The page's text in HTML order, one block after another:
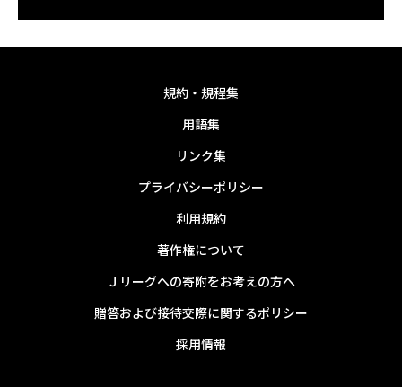
規約・規程集
用語集
リンク集
プライバシーポリシー
利用規約
著作権について
Ｊリーグへの寄附をお考えの方へ
贈答および接待交際に関するポリシー
採用情報